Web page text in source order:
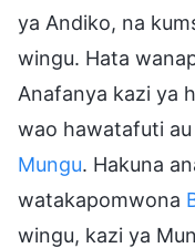
ya Andiko, na
wingu. Hata
Anafanya kazi ya
wao hawatafuti
Mungu. Hakuna
watakapomwona
wingu, kazi ya